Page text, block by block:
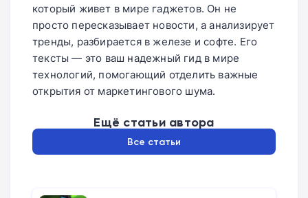
который живет в мире гаджетов. Он не
просто пересказывает новости, а анализирует
тренды, разбирается в железе и софте. Его
тексты — это ваш надежный гид в мире
технологий, помогающий отделить важные
открытия от маркетингового шума.
Ещё статьи автора
Все статьи